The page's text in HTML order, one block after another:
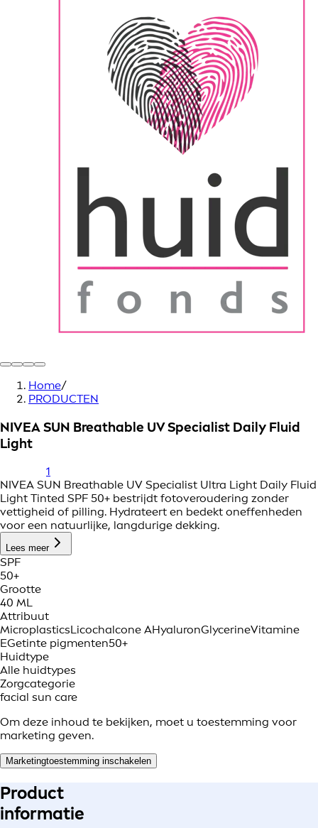
Home/
PRODUCTEN
NIVEA SUN Breathable UV Specialist Daily Fluid
Light
1
NIVEA SUN Breathable UV Specialist Ultra Light Daily Fluid
Light Tinted SPF 50+ bestrijdt fotoveroudering zonder
vettigheid of pilling. Hydrateert en bedekt oneffenheden
voor een natuurlijke, langdurige dekking.
Lees meer
SPF
50+
Grootte
40 ML
Attribuut
MicroplasticsLicochalcone AHyaluronGlycerineVitamine
EGetinte pigmenten50+
Huidtype
Alle huidtypes
Zorgcategorie
facial sun care
Om deze inhoud te bekijken, moet u toestemming voor
marketing geven.
Marketingtoestemming inschakelen
Product
informatie